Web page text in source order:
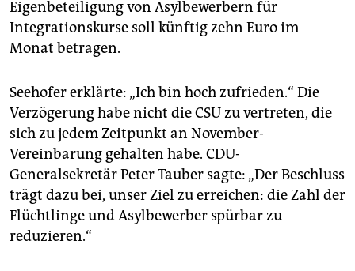
Eigenbeteiligung von Asylbewerbern für
Integrationskurse soll künftig zehn Euro im
Monat betragen.
Seehofer erklärte: „Ich bin hoch zufrieden.“ Die
Verzögerung habe nicht die CSU zu vertreten, die
sich zu jedem Zeitpunkt an November-
Vereinbarung gehalten habe. CDU-
Generalsekretär Peter Tauber sagte: „Der Beschluss
trägt dazu bei, unser Ziel zu erreichen: die Zahl der
Flüchtlinge und Asylbewerber spürbar zu
reduzieren.“